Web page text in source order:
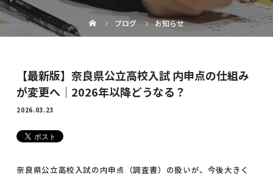
ブログ お知らせ
【最新版】奈良県公立高校入試 内申点の仕組み
が変更へ｜2026年以降どうなる？
2026.03.23
奈良県公立高校入試の内申点（調査書）の扱いが、今後大きく